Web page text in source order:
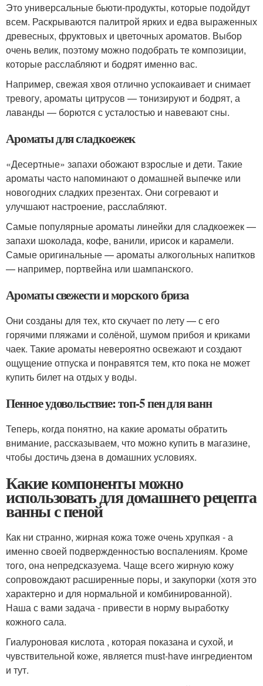
Это универсальные бьюти-продукты, которые подойдут
всем. Раскрываются палитрой ярких и едва выраженных
древесных, фруктовых и цветочных ароматов. Выбор
очень велик, поэтому можно подобрать те композиции,
которые расслабляют и бодрят именно вас.
Например, свежая хвоя отлично успокаивает и снимает
тревогу, ароматы цитрусов — тонизируют и бодрят, а
лаванды — борются с усталостью и навевают сны.
Ароматы для сладкоежек
«Десертные» запахи обожают взрослые и дети. Такие
ароматы часто напоминают о домашней выпечке или
новогодних сладких презентах. Они согревают и
улучшают настроение, расслабляют.
Самые популярные ароматы линейки для сладкоежек —
запахи шоколада, кофе, ванили, ирисок и карамели.
Самые оригинальные — ароматы алкогольных напитков
— например, портвейна или шампанского.
Ароматы свежести и морского бриза
Они созданы для тех, кто скучает по лету — с его
горячими пляжами и солёной, шумом прибоя и криками
чаек. Такие ароматы невероятно освежают и создают
ощущение отпуска и понравятся тем, кто пока не может
купить билет на отдых у воды.
Пенное удовольствие: топ-5 пен для ванн
Теперь, когда понятно, на какие ароматы обратить
внимание, рассказываем, что можно купить в магазине,
чтобы достичь дзена в домашних условиях.
Какие компоненты можно
использовать для домашнего рецепта
ванны с пеной
Как ни странно, жирная кожа тоже очень хрупкая - а
именно своей подвержденностью воспалениям. Кроме
того, она непредсказуема. Чаще всего жирную кожу
сопровождают расширенные поры, и закупорки (хотя это
характерно и для нормальной и комбинированной).
Наша с вами задача - привести в норму выработку
кожного сала.
Гиалуроновая кислота , которая показана и сухой, и
чувствительной коже, является must-have ингредиентом
и тут.